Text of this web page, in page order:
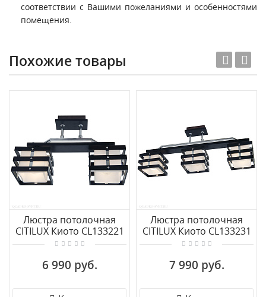
соответствии с Вашими пожеланиями и особенностями
помещения.
Похожие товары
Люстра потолочная
CITILUX Киото CL133221
6 990 руб.
Люстра потолочная
CITILUX Киото CL133231
7 990 руб.